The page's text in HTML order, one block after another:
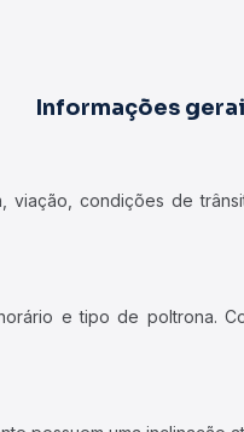
Informações
condições de
e tipo de poltrona.